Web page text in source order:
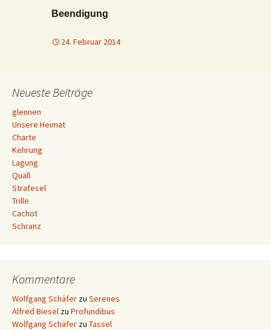
Beendigung
24. Februar 2014
Neueste Beiträge
glennen
Unsere Heimat
Charte
Kehrung
Lagung
Quall
Strafesel
Trille
Cachot
Schranz
Kommentare
Wolfgang Schäfer zu Serenes
Alfred Biesel zu Profundibus
Wolfgang Schäfer zu Tassel